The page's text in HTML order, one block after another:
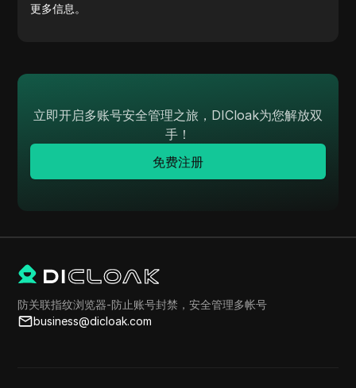
更多信息。
立即开启多账号安全管理之旅，DICloak为您解放双
手！
免费注册
防关联指纹浏览器-防止账号封禁，安全管理多帐号
business@dicloak.com